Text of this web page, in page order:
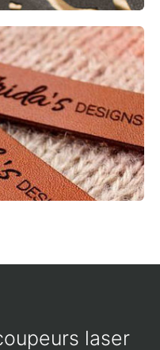
laser